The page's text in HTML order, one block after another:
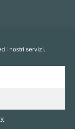
i nostri servizi.